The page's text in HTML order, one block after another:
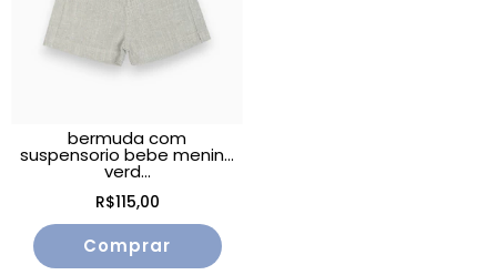
bermuda com
suspensorio bebe menino
verd...
R$115,00
Comprar